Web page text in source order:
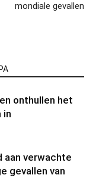
mondiale gevallen
onthullen het
in
aan verwachte
gevallen van